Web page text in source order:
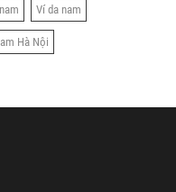
Ví da nam
Hà Nội